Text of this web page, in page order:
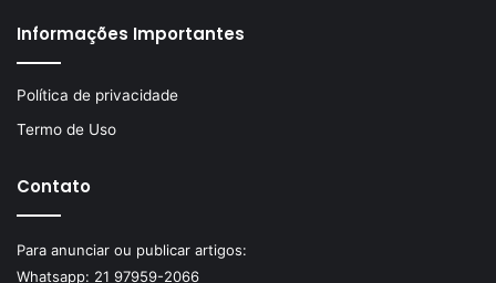
Informações Importantes
Política de privacidade
Termo de Uso
Contato
Para anunciar ou publicar artigos:
Whatsapp: 21 97959-2066